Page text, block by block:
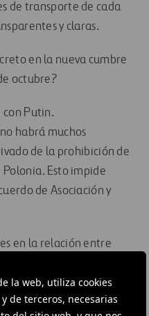
la web, utiliza cookies
de terceros, necesarias
de transporte de cada
y claras.
en la nueva cumbre
octubre?
con Putin.
habrá muchos
de la prohibición de
Esto impide
de Asociación y
en la relación entre
están en nuestro